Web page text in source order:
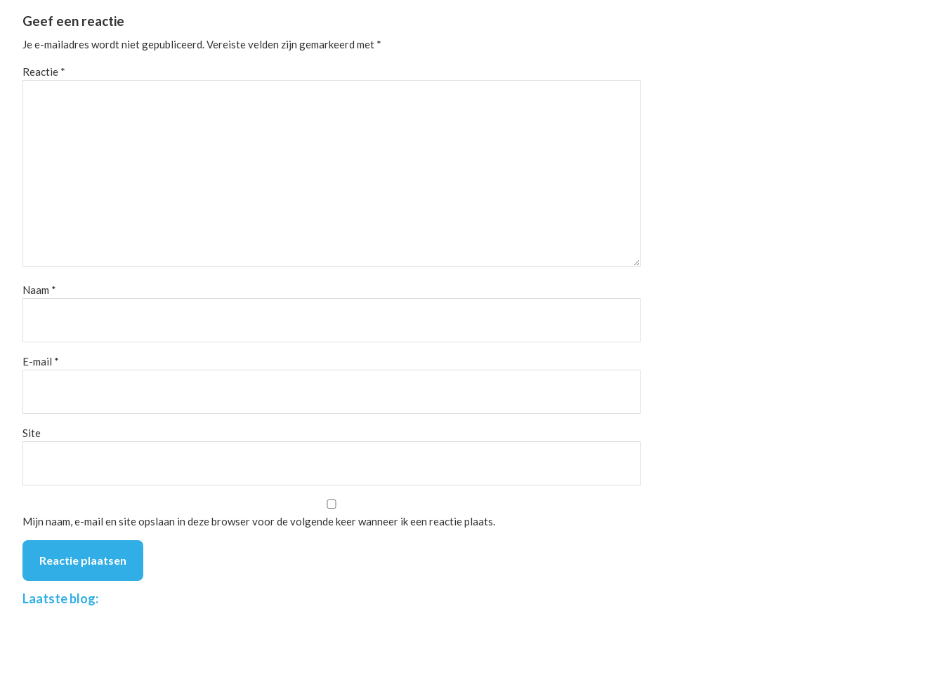
Reader
Geef een reactie
Je e-mailadres wordt niet gepubliceerd.Vereiste velden zijn gemarkeerd met *
Reactie *
Naam *
E-mail *
Site
Mijn naam, e-mail en site opslaan in deze browser voor de volgende keer wanneer ik een reactie plaats.
FooterLaatste blog: